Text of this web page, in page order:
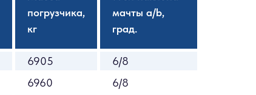
погрузчика,
кг
мачты a/b,
град.
6905
6/8
6960
6/8